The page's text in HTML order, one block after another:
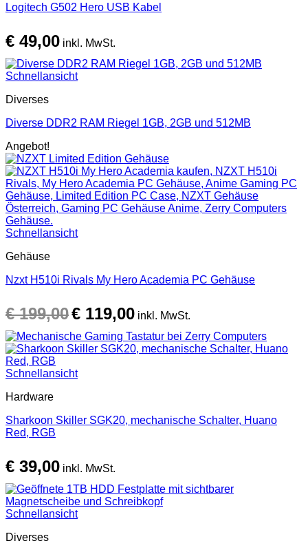
Logitech G502 Hero USB Kabel
€ 49,00 inkl. MwSt.
Schnellansicht
Diverses
Diverse DDR2 RAM Riegel 1GB, 2GB und 512MB
Angebot!
Schnellansicht
Gehäuse
Nzxt H510i Rivals My Hero Academia PC Gehäuse
€199,00 Preis
€ 199,00
€ 119,00Preis
€ 119,00.
inkl. MwSt.
Schnellansicht
Hardware
Sharkoon Skiller SGK20, mechanische Schalter, Huano
Red, RGB
€ 39,00 inkl. MwSt.
Schnellansicht
Diverses